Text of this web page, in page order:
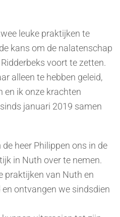
leuke praktijken te
kans om de nalatenschap
voort te zetten.
alleen te hebben geleid,
en ik onze krachten
januari 2019 samen
heer Philippen ons in de
in Nuth over te nemen.
praktijken van Nuth en
ontvangen we sindsdien